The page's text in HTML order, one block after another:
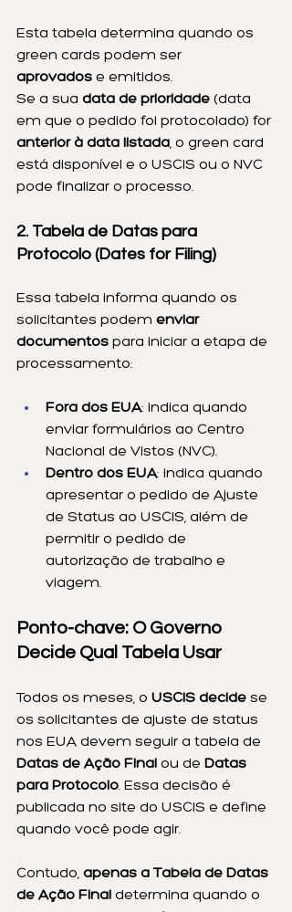
Esta tabela determina quando os
green cards podem ser
aprovados e emitidos.
Se a sua data de prioridade (data
em que o pedido foi protocolado) for
anterior à data listada, o green card
está disponível e o USCIS ou o NVC
pode finalizar o processo.
2. Tabela de Datas para
Protocolo (Dates for Filing)
Essa tabela informa quando os
solicitantes podem enviar
documentos para iniciar a etapa de
processamento:
Fora dos EUA: indica quando
enviar formulários ao Centro
Nacional de Vistos (NVC).
Dentro dos EUA: indica quando
apresentar o pedido de Ajuste
de Status ao USCIS, além de
permitir o pedido de
autorização de trabalho e
viagem.
Ponto-chave: O Governo
Decide Qual Tabela Usar
Todos os meses, o USCIS decide se
os solicitantes de ajuste de status
nos EUA devem seguir a tabela de
Datas de Ação Final ou de Datas
para Protocolo. Essa decisão é
publicada no site do USCIS e define
quando você pode agir.
Contudo, apenas a Tabela de Datas
de Ação Final determina quando o